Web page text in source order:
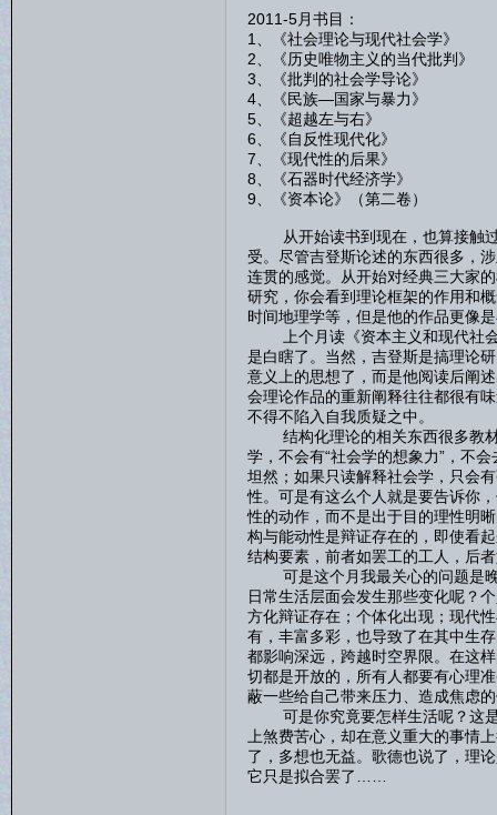
2011-5月书目：
1、《社会理论与现代社会
2、《历史唯物主义的当代
3、《批判的社会学导论
4、《民族—国家与暴力
5、《超越左与右》
6、《自反性现代化》
7、《现代性的后果》
8、《石器时代经济学
9、《资本论》（第二
从开始读书到现在，也算接触过
受。尽管吉登斯论述的东西很多，
连贯的感觉。从开始对经典三大家
研究，你会看到理论框架的作用和
时间地理学等，但是他的作品更像
上个月读《资本主义和现代社会
是白瞎了。当然，吉登斯是搞理论
意义上的思想了，而是他阅读后阐
会理论作品的重新阐释往往都很有
不得不陷入自我质疑之中。
结构化理论的相关东西很多教材
学，不会有“社会学的想象力”，不
坦然；如果只读解释社会学，只会
性。可是有这么个人就是要告诉你
性的动作，而不是出于目的理性明
构与能动性是辩证存在的，即使看
结构要素，前者如罢工的工人，后
可是这个月我最关心的问题是晚
日常生活层面会发生那些变化呢？
方化辩证存在；个体化出现；现代
有，丰富多彩，也导致了在其中生
都影响深远，跨越时空界限。在这
切都是开放的，所有人都要有心理
蔽一些给自己带来压力、造成焦虑
可是你究竟要怎样生活呢？这是
上煞费苦心，却在意义重大的事情
了，多想也无益。歌德也说了，理
它只是拟合罢了……